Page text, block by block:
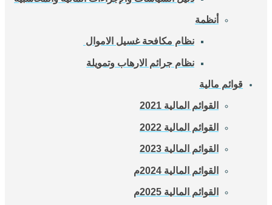
أنظمة
نظام مكافحة غسيل الاموال
نظام جرائم الارهاب وتمويلة
قوائم مالية
القوائم المالية 2021
القوائم المالية 2022
القوائم المالية 2023
القوائم المالية 2024م
القوائم المالية 2025م